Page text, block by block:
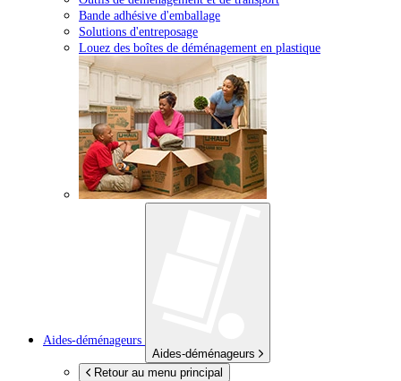
Bande adhésive d'emballage
Solutions d'entreposage
Louez des boîtes de déménagement en plastique
Aides-déménageurs
Aides-déménageurs
Retour au menu principal